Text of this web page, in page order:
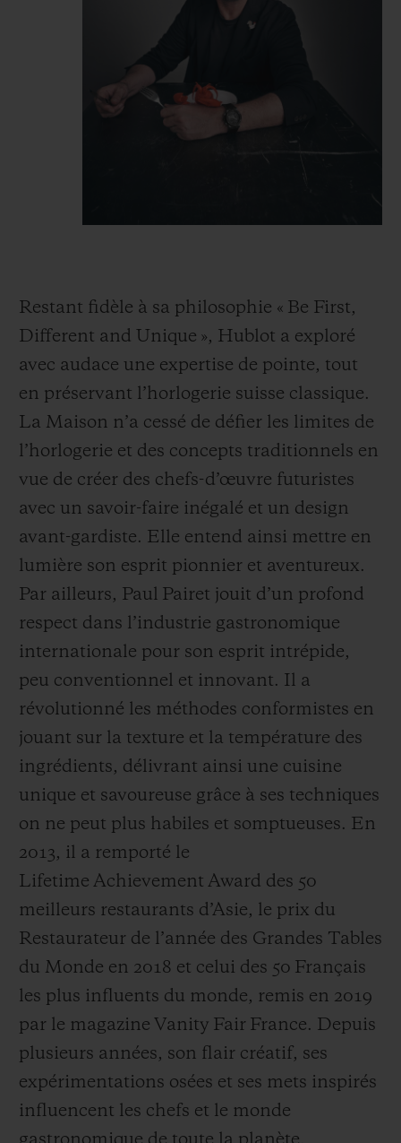
Restant fidèle à sa philosophie « Be First,
Different and Unique », Hublot a exploré
avec audace une expertise de pointe, tout
en préservant l’horlogerie suisse classique.
La Maison n’a cessé de défier les limites de
l’horlogerie et des concepts traditionnels en
vue de créer des chefs-d’œuvre futuristes
avec un savoir-faire inégalé et un design
avant-gardiste. Elle entend ainsi mettre en
lumière son esprit pionnier et aventureux.
Par ailleurs, Paul Pairet jouit d’un profond
respect dans l’industrie gastronomique
internationale pour son esprit intrépide,
peu conventionnel et innovant. Il a
révolutionné les méthodes conformistes en
jouant sur la texture et la température des
ingrédients, délivrant ainsi une cuisine
unique et savoureuse grâce à ses techniques
on ne peut plus habiles et somptueuses. En
2013, il a remporté le
Lifetime Achievement Award des 50
meilleurs restaurants d’Asie, le prix du
Restaurateur de l’année des Grandes Tables
du Monde en 2018 et celui des 50 Français
les plus influents du monde, remis en 2019
par le magazine Vanity Fair France. Depuis
plusieurs années, son flair créatif, ses
expérimentations osées et ses mets inspirés
influencent les chefs et le monde